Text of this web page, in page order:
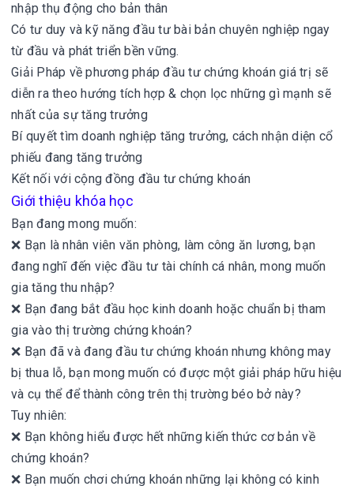
nhập thụ động cho bản thân
Có tư duy và kỹ năng đầu tư bài bản chuyên nghiệp ngay
từ đầu và phát triển bền vững.
Giải Pháp về phương pháp đầu tư chứng khoán giá trị sẽ
diễn ra theo hướng tích hợp & chọn lọc những gì mạnh sẽ
nhất của sự tăng trưởng
Bí quyết tìm doanh nghiệp tăng trưởng, cách nhận diện cổ
phiếu đang tăng trưởng
Kết nối với cộng đồng đầu tư chứng khoán
Giới thiệu khóa học
Bạn đang mong muốn:
❌ Bạn là nhân viên văn phòng, làm công ăn lương, bạn
đang nghĩ đến việc đầu tư tài chính cá nhân, mong muốn
gia tăng thu nhập?
❌ Bạn đang bắt đầu học kinh doanh hoặc chuẩn bị tham
gia vào thị trường chứng khoán?
❌ Bạn đã và đang đầu tư chứng khoán nhưng không may
bị thua lỗ, bạn mong muốn có được một giải pháp hữu hiệu
và cụ thể để thành công trên thị trường béo bở này?
Tuy nhiên:
❌ Bạn không hiểu được hết những kiến thức cơ bản về
chứng khoán?
❌ Bạn muốn chơi chứng khoán những lại không có kinh